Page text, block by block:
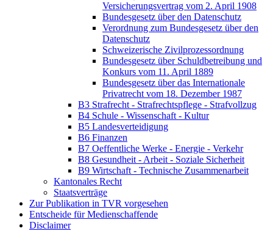
Versicherungsvertrag vom 2. April 1908
Bundesgesetz über den Datenschutz
Verordnung zum Bundesgesetz über den
Datenschutz
Schweizerische Zivilprozessordnung
Bundesgesetz über Schuldbetreibung und
Konkurs vom 11. April 1889
Bundesgesetz über das Internationale
Privatrecht vom 18. Dezember 1987
B3 Strafrecht - Strafrechtspflege - Strafvollzug
B4 Schule - Wissenschaft - Kultur
B5 Landesverteidigung
B6 Finanzen
B7 Oeffentliche Werke - Energie - Verkehr
B8 Gesundheit - Arbeit - Soziale Sicherheit
B9 Wirtschaft - Technische Zusammenarbeit
Kantonales Recht
Staatsverträge
Zur Publikation in TVR vorgesehen
Entscheide für Medienschaffende
Disclaimer